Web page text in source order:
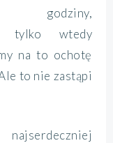
godziny,
i tylko wtedy
na to ochotę
to nie zastąpi